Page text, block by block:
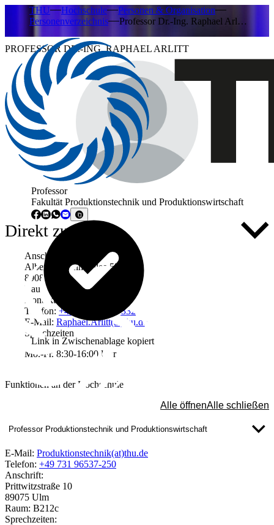
THU Hochschule
Personen & Organisation
Personenverzeichnis
Professor Dr.-Ing. Raphael Arl…
PROFESSOR DR.-ING. RAPHAEL ARLITT
Professor
Fakultät Produktionstechnik und Produktionswirtschaft
Link in Zwischenablage kopiert
Direkt zu ...
Anschrift
Albert-Einstein-Allee 53-55
89081 Ulm
Raum: W3405
Kontakt
Telefon: +49 731 96537-332
E-Mail: Raphael.Arlitt(at)thu.de
Sprechzeiten
Mo.-Fr. 8:30-16:00 Uhr
Funktionen an der Hochschule
Alle öffnenAlle schließen
Professor Produktionstechnik und Produktionswirtschaft
E-Mail: Produktionstechnik(at)thu.de
Telefon: +49 731 96537-250
Anschrift:
Prittwitzstraße 10
89075 Ulm
Raum: B212c
Sprechzeiten: